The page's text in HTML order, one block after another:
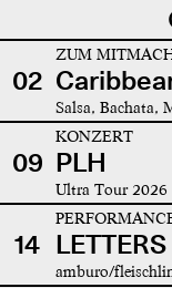
02
ZUM
Salsa, Bachata,
09
KONZERT
PLH
Ultra Tour 2026
14 LETTERS
amburo/